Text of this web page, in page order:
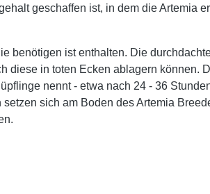
geschaffen ist, in dem die Artemia
benötigen ist enthalten. Die
diese in toten Ecken ablagern können.
nennt - etwa nach 24 - 36
sich am Boden des Artemia